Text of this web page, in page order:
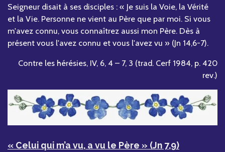
Seigneur disait à ses disciples : « Je suis la Voie, la Vérité
et la Vie. Personne ne vient au Père que par moi. Si vous
m'avez connu, vous connaîtrez aussi mon Père. Dès à
présent vous l'avez connu et vous l'avez vu » (Jn 14,6-7).
Contre les hérésies, IV, 6, 4 – 7, 3 (trad. Cerf 1984, p. 420
rev.)
« Celui qui m’a vu, a vu le Père » (Jn 7,9)